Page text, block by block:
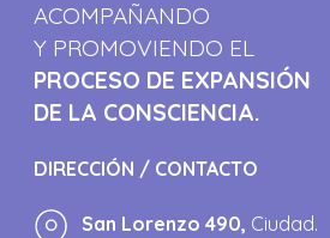
ACOMPAÑANDO
Y PROMOVIENDO EL
PROCESO DE EXPANSIÓN
DE LA CONSCIENCIA.
DIRECCIÓN / CONTACTO
San Lorenzo 490, Ciudad.